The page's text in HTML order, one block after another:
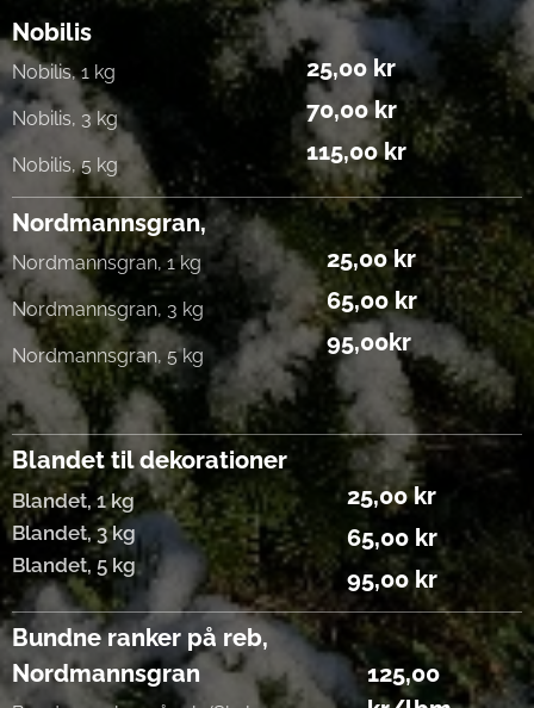
Nobilis
Nobilis, 1 kg
Nobilis, 3 kg
Nobilis, 5 kg
25,00 kr
70,00 kr
115,00 kr
Nordmannsgran,
Nordmannsgran, 1 kg
Nordmannsgran, 3 kg
Nordmannsgran, 5 kg
25,00 kr
65,00 kr
95,00kr
Blandet til dekorationer
Blandet, 1 kg
Blandet, 3 kg
Blandet, 5 kg
25,00 kr
65,00 kr
95,00 kr
Bundne ranker på reb,
Nordmannsgran
125,00